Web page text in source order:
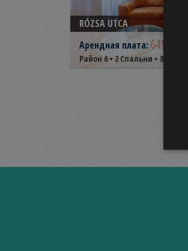
RÓZSA UTCA
Арендная плата: 641.000
Район 6 • 2 Спальни • 84 m